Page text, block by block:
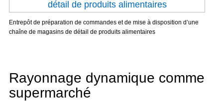
Entrepôt de préparation de commandes et de mise à disposition d’une
chaîne de magasins de détail de produits alimentaires
Rayonnage dynamique comme
supermarché